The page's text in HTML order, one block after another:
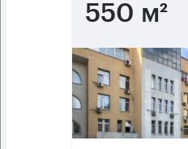
550 м²